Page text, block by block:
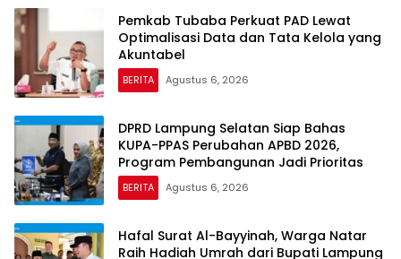
Pemkab Tubaba Perkuat PAD Lewat
Optimalisasi Data dan Tata Kelola yang
Akuntabel
BERITA Agustus 6, 2026
DPRD Lampung Selatan Siap Bahas
KUPA-PPAS Perubahan APBD 2026,
Program Pembangunan Jadi Prioritas
BERITA Agustus 6, 2026
Hafal Surat Al-Bayyinah, Warga Natar
Raih Hadiah Umrah dari Bupati Lampung